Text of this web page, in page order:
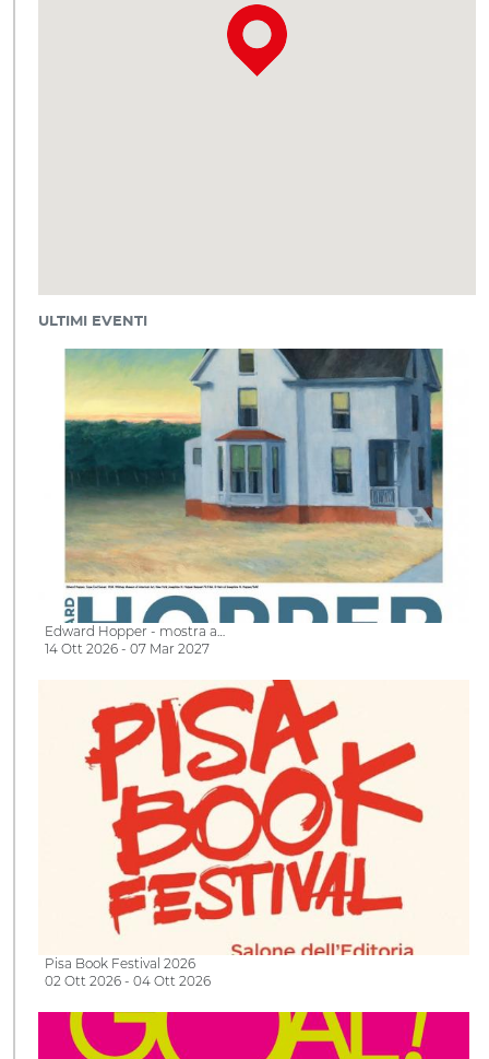
ULTIMI EVENTI
Edward Hopper - mostra a…
14 Ott 2026 - 07 Mar 2027
Pisa Book Festival 2026
02 Ott 2026 - 04 Ott 2026